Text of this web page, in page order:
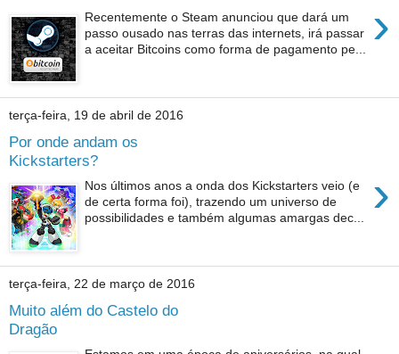
›
Recentemente o Steam anunciou que dará um
passo ousado nas terras das internets, irá passar
a aceitar Bitcoins como forma de pagamento pe...
terça-feira, 19 de abril de 2016
Por onde andam os
Kickstarters?
›
Nos últimos anos a onda dos Kickstarters veio (e
de certa forma foi), trazendo um universo de
possibilidades e também algumas amargas dec...
terça-feira, 22 de março de 2016
Muito além do Castelo do
Dragão